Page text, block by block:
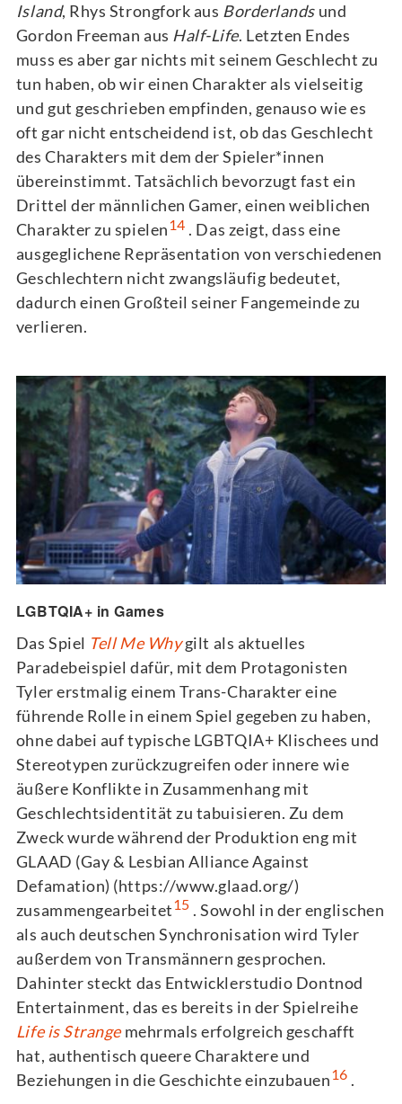
Island, Rhys Strongfork aus Borderlands und
Gordon Freeman aus Half-Life. Letzten Endes
muss es aber gar nichts mit seinem Geschlecht zu
tun haben, ob wir einen Charakter als vielseitig
und gut geschrieben empfinden, genauso wie es
oft gar nicht entscheidend ist, ob das Geschlecht
des Charakters mit dem der Spieler*innen
übereinstimmt. Tatsächlich bevorzugt fast ein
Drittel der männlichen Gamer, einen weiblichen
Charakter zu spielen14 . Das zeigt, dass eine
ausgeglichene Repräsentation von verschiedenen
Geschlechtern nicht zwangsläufig bedeutet,
dadurch einen Großteil seiner Fangemeinde zu
verlieren.
LGBTQIA+ in Games
Das Spiel Tell Me Whygilt als aktuelles
Paradebeispiel dafür, mit dem Protagonisten
Tyler erstmalig einem Trans-Charakter eine
führende Rolle in einem Spiel gegeben zu haben,
ohne dabei auf typische LGBTQIA+ Klischees und
Stereotypen zurückzugreifen oder innere wie
äußere Konflikte in Zusammenhang mit
Geschlechtsidentität zu tabuisieren. Zu dem
Zweck wurde während der Produktion eng mit
GLAAD (Gay & Lesbian Alliance Against
Defamation) (https://www.glaad.org/)
zusammengearbeitet15 . Sowohl in der englischen
als auch deutschen Synchronisation wird Tyler
außerdem von Transmännern gesprochen.
Dahinter steckt das Entwicklerstudio Dontnod
Entertainment, das es bereits in der Spielreihe
Life is Strangemehrmals erfolgreich geschafft
hat, authentisch queere Charaktere und
Beziehungen in die Geschichte einzubauen16 .